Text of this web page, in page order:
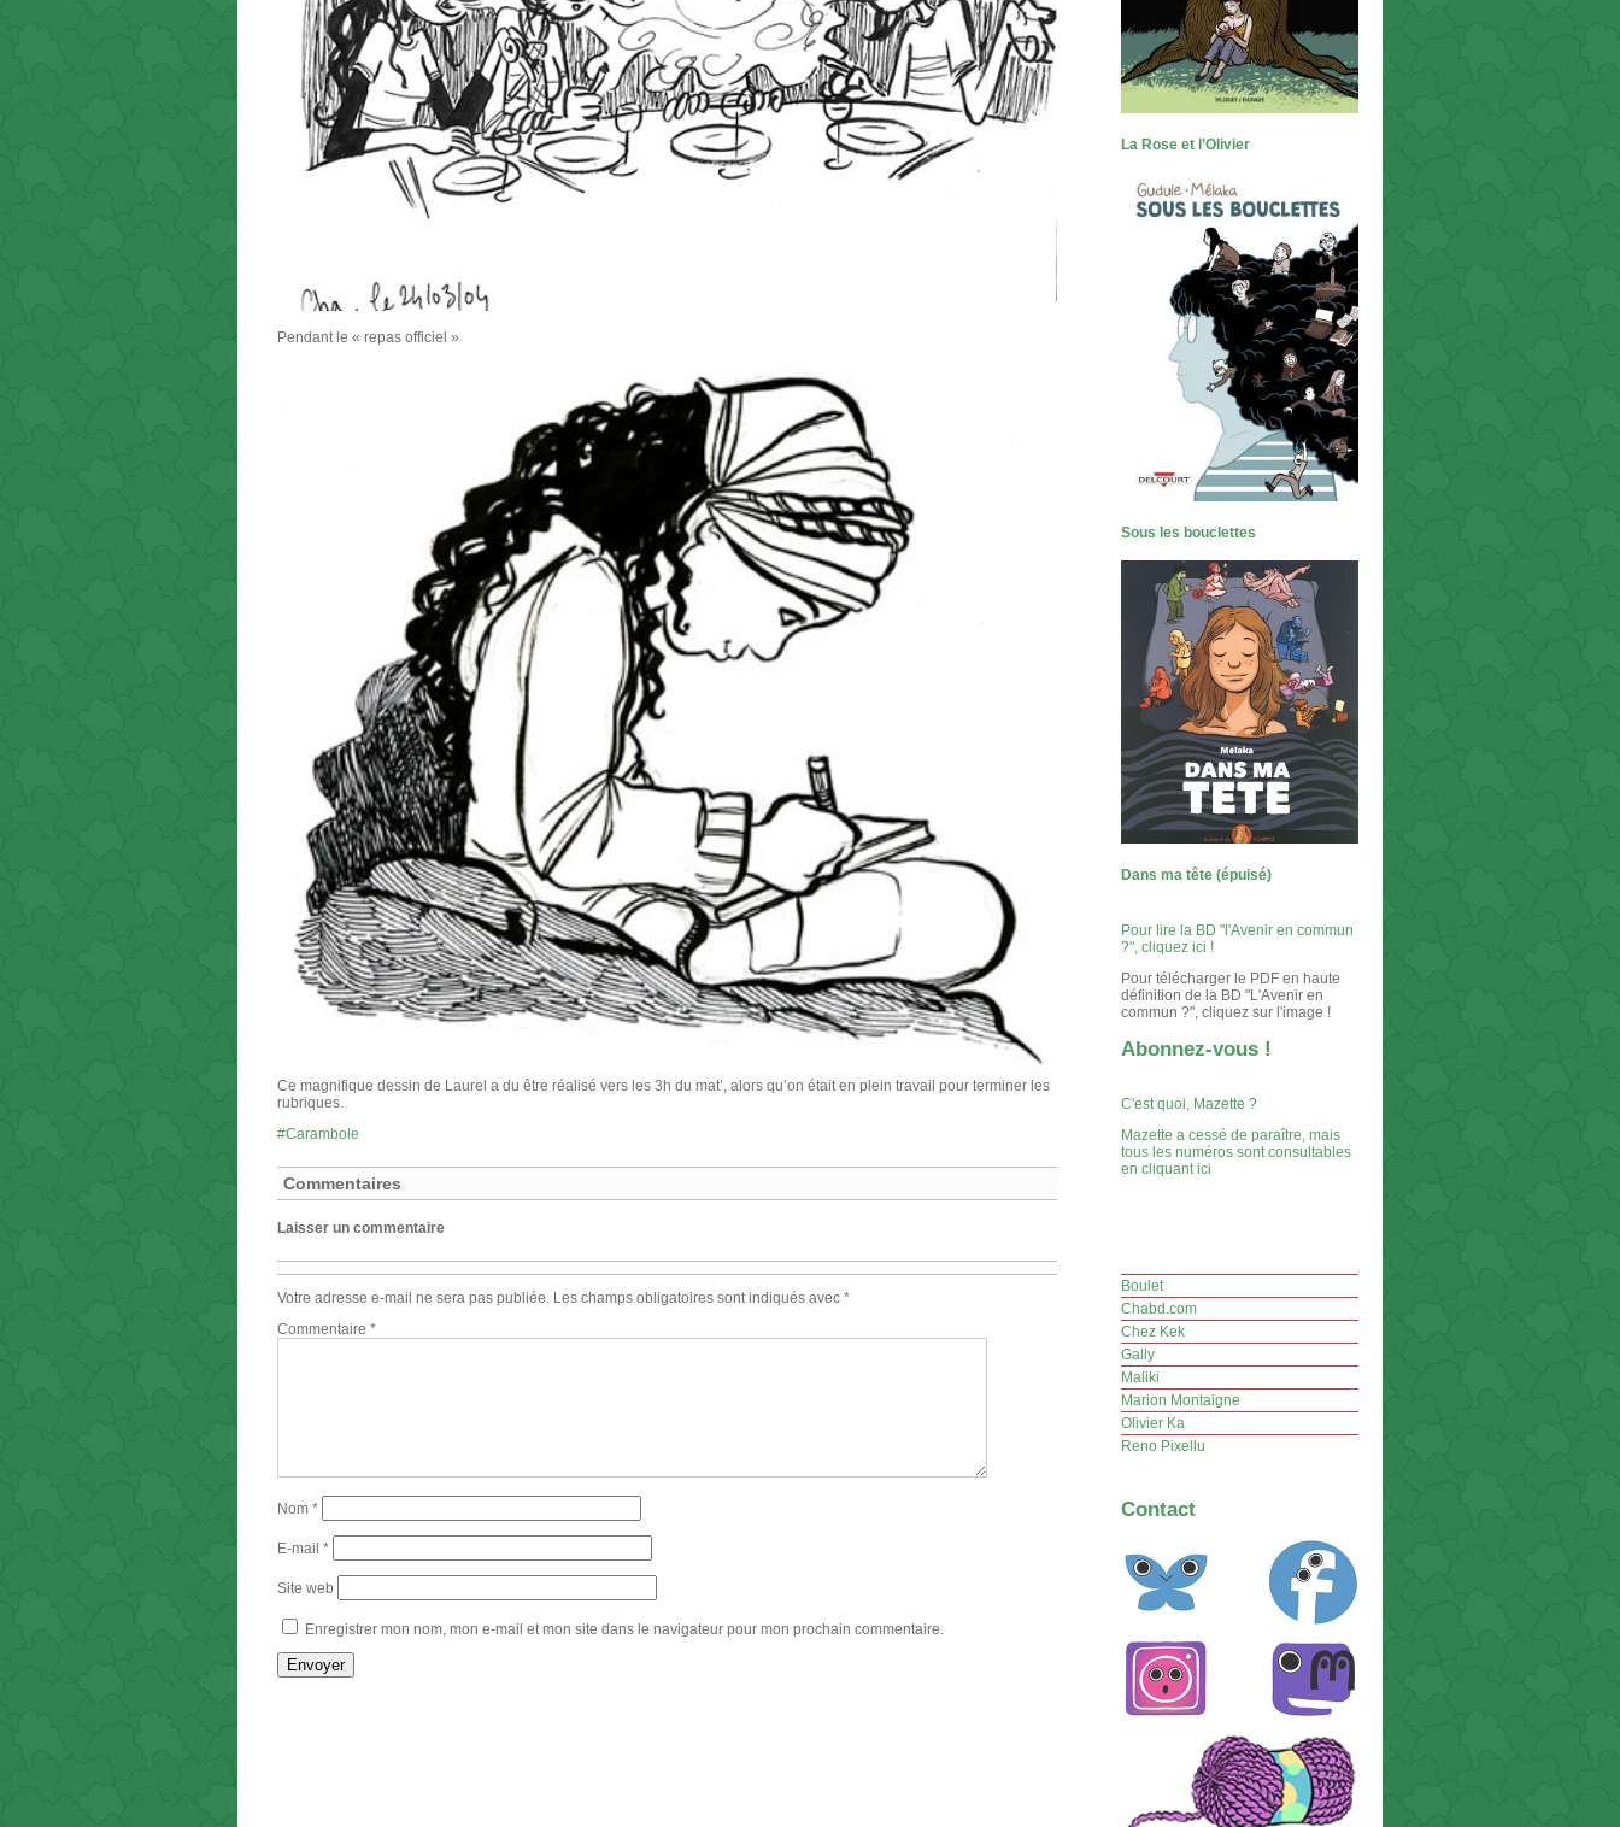
Pendant le « repas officiel »
Ce magnifique dessin de Laurel a du être réalisé vers les 3h du mat’, alors qu’on était en plein travail pour terminer les
rubriques.
Carambole
Commentaires
Laisser un commentaire
Votre adresse e-mail ne sera pas publiée. Les champs obligatoires sont indiqués avec *
Commentaire *
Nom *
E-mail *
Site web
Enregistrer mon nom, mon e-mail et mon site dans le navigateur pour mon prochain commentaire.
La Rose et l’Olivier
Sous les bouclettes
Dans ma tête (épuisé)
Pour lire la BD "l'Avenir en commun
?", cliquez ici !
Pour télécharger le PDF en haute
définition de la BD "L'Avenir en
commun ?", cliquez sur l'image !
Abonnez-vous !
C'est quoi, Mazette ?
Mazette a cessé de paraître, mais
tous les numéros sont consultables
en cliquant ici
Boulet
Chabd.com
Chez Kek
Gally
Maliki
Marion Montaigne
Olivier Ka
Reno Pixellu
Contact